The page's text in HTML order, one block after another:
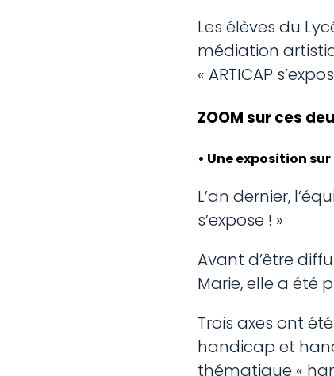
Les élèves du
médiation
« ARTICAP
ZOOM sur ces
• Une exposition
L’an dernier,
s’expose ! »
Avant d’être
Marie, elle a été
Trois axes ont
handicap et
thématique «